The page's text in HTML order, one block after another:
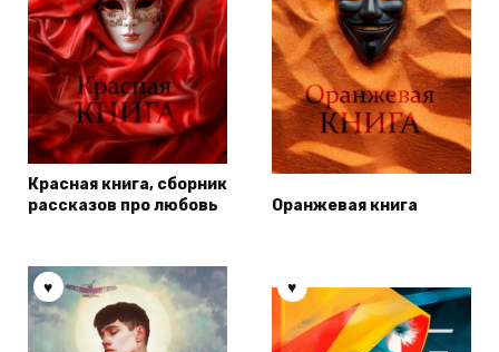
Красная книга, сборник
рассказов про любовь
Оранжевая книга